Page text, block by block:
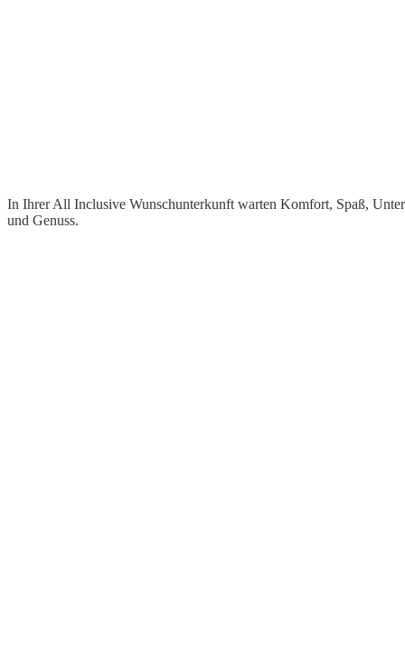
In Ihrer All Inclusive Wunschunterkunft warten Komfort, Spaß,
und Genuss.